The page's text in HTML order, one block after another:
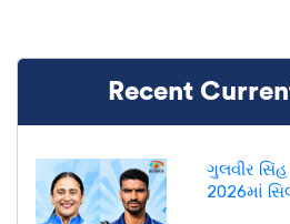
Recent
ગુલવીર
2026માં